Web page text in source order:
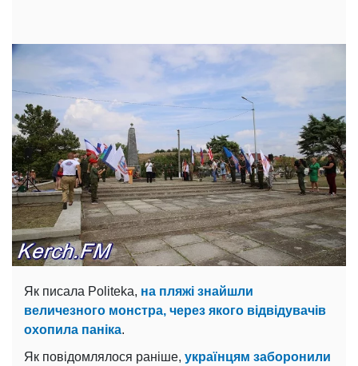
Як писала Politeka, на пляжі знайшли
величезного монстра, через якого відвідувачів
охопила паніка.
Як повідомлялося раніше, українцям заборонили